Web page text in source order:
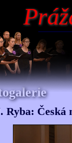
Ryba: Česká